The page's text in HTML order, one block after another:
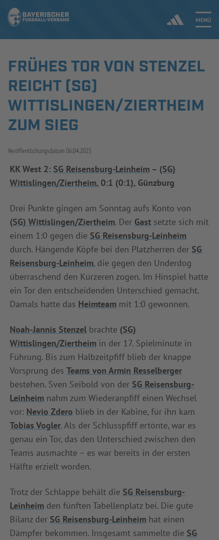
MENÜ
Jetzt einloggen
ERGEBNISSE & WETTBEWERBE
NEUIGKEITEN
AUSBILDUNG & FÖRDERUNG
DER VERBAND
INFOTHEK SPIELPLUS
FRÜHES TOR VON STENZEL
REICHT (SG)
WITTISLINGEN/ZIERTHEIM
ZUM SIEG
Veröffentlichungsdatum 06.04.2025
KK West 2: SG Reisensburg-Leinheim – (SG)
Wittislingen/Ziertheim, 0:1 (0:1), Günzburg
Drei Punkte gingen am Sonntag aufs Konto von
(SG) Wittislingen/Ziertheim. Der Gast setzte sich mit
einem 1:0 gegen die SG Reisensburg-Leinheim
durch. Hängende Köpfe bei den Platzherren der SG
Reisensburg-Leinheim, die gegen den Underdog
überraschend den Kürzeren zogen. Im Hinspiel hatte
ein Tor den entscheidenden Unterschied gemacht.
Damals hatte das Heimteam mit 1:0 gewonnen.
Noah-Jannis Stenzel brachte (SG)
Wittislingen/Ziertheim in der 17. Spielminute in
Führung. Bis zum Halbzeitpfiff blieb der knappe
Vorsprung des Teams von Armin Resselberger
bestehen. Sven Seibold von der SG Reisensburg-
Leinheim nahm zum Wiederanpfiff einen Wechsel
vor: Nevio Zdero blieb in der Kabine, für ihn kam
Tobias Vogler. Als der Schlusspfiff ertönte, war es
genau ein Tor, das den Unterschied zwischen den
Teams ausmachte – es war bereits in der ersten
Hälfte erzielt worden.
Trotz der Schlappe behält die SG Reisensburg-
Leinheim den fünften Tabellenplatz bei. Die gute
Bilanz der SG Reisensburg-Leinheim hat einen
Dämpfer bekommen. Insgesamt sammelte die SG